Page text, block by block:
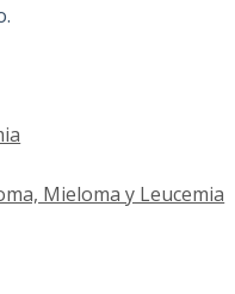
Mieloma y Leucemia